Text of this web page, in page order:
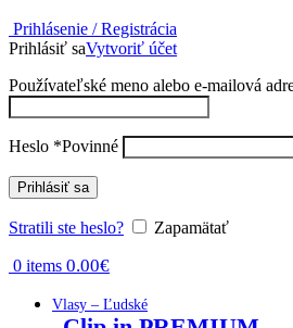
Prihlásenie / Registrácia
Prihlásiť saVytvoriť účet
Používateľské meno alebo e-mailová
Heslo *Povinné
Prihlásiť sa
Stratili ste heslo? Zapamätať
0 items 0.00€
Vlasy – Ľudské